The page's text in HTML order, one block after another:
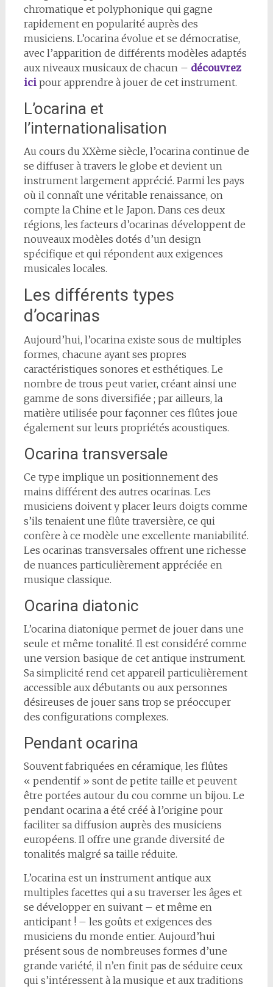
chromatique et polyphonique qui gagne
rapidement en popularité auprès des
musiciens. L’ocarina évolue et se démocratise,
avec l’apparition de différents modèles adaptés
aux niveaux musicaux de chacun – découvrez
ici pour apprendre à jouer de cet instrument.
L’ocarina et
l’internationalisation
Au cours du XXème siècle, l’ocarina continue de
se diffuser à travers le globe et devient un
instrument largement apprécié. Parmi les pays
où il connaît une véritable renaissance, on
compte la Chine et le Japon. Dans ces deux
régions, les facteurs d’ocarinas développent de
nouveaux modèles dotés d’un design
spécifique et qui répondent aux exigences
musicales locales.
Les différents types
d’ocarinas
Aujourd’hui, l’ocarina existe sous de multiples
formes, chacune ayant ses propres
caractéristiques sonores et esthétiques. Le
nombre de trous peut varier, créant ainsi une
gamme de sons diversifiée ; par ailleurs, la
matière utilisée pour façonner ces flûtes joue
également sur leurs propriétés acoustiques.
Ocarina transversale
Ce type implique un positionnement des
mains différent des autres ocarinas. Les
musiciens doivent y placer leurs doigts comme
s’ils tenaient une flûte traversière, ce qui
confère à ce modèle une excellente maniabilité.
Les ocarinas transversales offrent une richesse
de nuances particulièrement appréciée en
musique classique.
Ocarina diatonic
L’ocarina diatonique permet de jouer dans une
seule et même tonalité. Il est considéré comme
une version basique de cet antique instrument.
Sa simplicité rend cet appareil particulièrement
accessible aux débutants ou aux personnes
désireuses de jouer sans trop se préoccuper
des configurations complexes.
Pendant ocarina
Souvent fabriquées en céramique, les flûtes
« pendentif » sont de petite taille et peuvent
être portées autour du cou comme un bijou. Le
pendant ocarina a été créé à l’origine pour
faciliter sa diffusion auprès des musiciens
européens. Il offre une grande diversité de
tonalités malgré sa taille réduite.
L’ocarina est un instrument antique aux
multiples facettes qui a su traverser les âges et
se développer en suivant – et même en
anticipant ! – les goûts et exigences des
musiciens du monde entier. Aujourd’hui
présent sous de nombreuses formes d’une
grande variété, il n’en finit pas de séduire ceux
qui s’intéressent à la musique et aux traditions